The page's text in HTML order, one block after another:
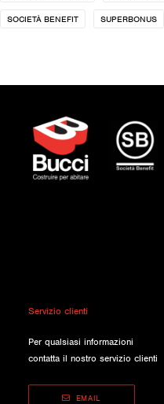
SOCIETÀ BENEFIT SUPERBONUS
Servizio clienti
Per qualsiasi informazioni
contatta il nostro servizio clienti
EMAIL